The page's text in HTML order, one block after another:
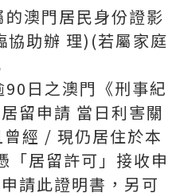
澳門居民身份證影
協助辦 理)(若屬家庭
日之澳門《刑事紀
留申請 當日利害關
經 / 現仍居住於本
「居留許可」接收申
請此證明書，另可